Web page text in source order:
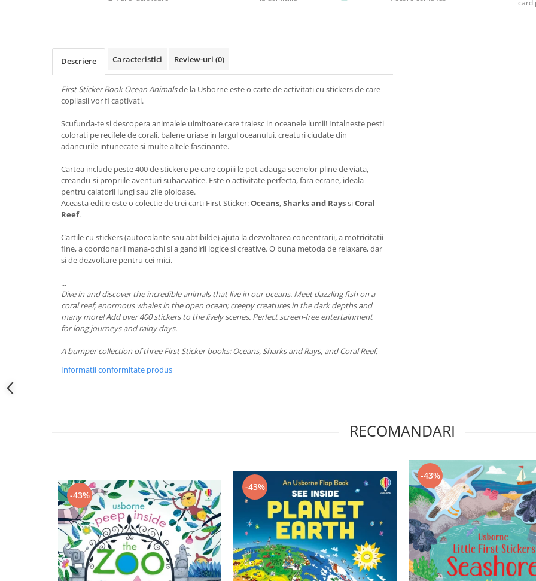
card
Descriere Caracteristici Review-uri (0)
First Sticker Book Ocean Animalsde la Usborne este o carte de activitati cu stickers de care
copilasii vor fi captivati.
Scufunda-te si descopera animalele uimitoare care traiesc in oceanele lumii! Intalneste pesti
colorati pe recifele de corali, balene uriase in largul oceanului, creaturi ciudate din
adancurile intunecate si multe altele fascinante.
Cartea include peste 400 de stickere pe care copiii le pot adauga scenelor pline de viata,
creandu-si propriile aventuri subacvatice. Este o activitate perfecta, fara ecrane, ideala
pentru calatorii lungi sau zile ploioase.
Aceasta editie este o colectie de trei carti First Sticker:Oceans,Sharks and RayssiCoral
Reef.
Cartile cu stickers (autocolante sau abtibilde) ajuta la dezvoltarea concentrarii, a motricitatii
fine, a coordonarii mana-ochi si a gandirii logice si creative. O buna metoda de relaxare, dar
si de dezvoltare pentru cei mici.
...
Dive in and discover the incredible animals that live in our oceans. Meet dazzling fish on a
coral reef; enormous whales in the open ocean; creepy creatures in the dark depths and
many more! Add over 400 stickers to the lively scenes. Perfect screen-free entertainment
for long journeys and rainy days.
A bumper collection of three First Sticker books: Oceans, Sharks and Rays, and Coral Reef.
Informatii conformitate produs
RECOMANDARI
-43%
-43%
-43%